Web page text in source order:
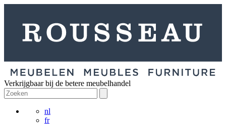
Verkrijgbaar bij de betere meubelhandel
nl
fr